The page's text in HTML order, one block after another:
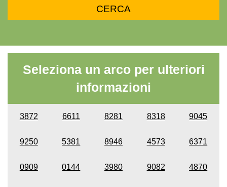
Seleziona un arco per ulteriori
informazioni
3872 6611 8281 8318 9045
9250 5381 8946 4573 6371
0909 0144 3980 9082 4870